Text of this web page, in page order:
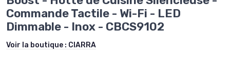
Commande Tactile - Wi-Fi - LED
Dimmable - Inox - CBCS9102
Voir la boutique : CIARRA